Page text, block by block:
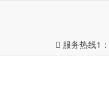
服务热线1：